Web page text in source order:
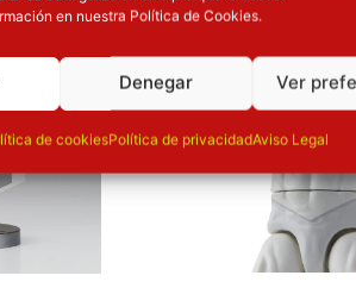
en nuestra Política de Cookies.
Denegar Ver
de cookiesPolítica de privacidadAviso Legal